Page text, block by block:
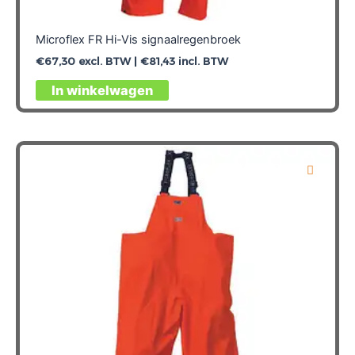
Microflex FR Hi-Vis signaalregenbroek
€67,30excl. BTW | €81,43incl. BTW
In winkelwagen
Dit
product
meerdere
variaties.
Deze
optie
kan
gekozen
productpagina